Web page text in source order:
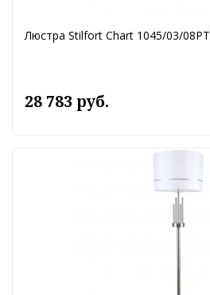
Люстра Stilfort Chart 1045/03/08PT
28 783 руб.